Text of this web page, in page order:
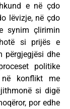
e në çdo
lëvizje, në çdo
synim çlirimin
si prijës e
përgjegjësi dhe
politike
konflikt me
si digë
por edhe